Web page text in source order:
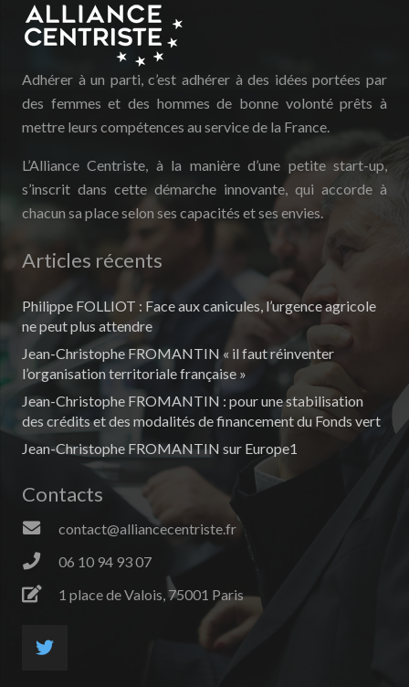
Adhérer à un parti, c’est adhérer à des idées portées par
des femmes et des hommes de bonne volonté prêts à
mettre leurs compétences au service de la France.
L’Alliance Centriste, à la manière d’une petite start-up,
s’inscrit dans cette démarche innovante, qui accorde à
chacun sa place selon ses capacités et ses envies.
Articles récents
Philippe FOLLIOT : Face aux canicules, l’urgence agricole
ne peut plus attendre
Jean-Christophe FROMANTIN « il faut réinventer
l’organisation territoriale française »
Jean-Christophe FROMANTIN : pour une stabilisation
des crédits et des modalités de financement du Fonds vert
Jean-Christophe FROMANTIN sur Europe1
Contacts
contact@alliancecentriste.fr
06 10 94 93 07
1 place de Valois, 75001 Paris